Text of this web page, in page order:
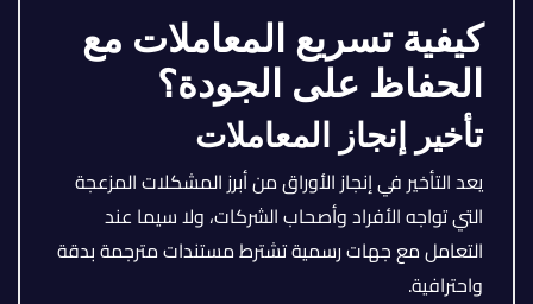
كيفية تسريع المعاملات مع
الحفاظ على الجودة؟
تأخير إنجاز المعاملات
يعد التأخير في إنجاز الأوراق من أبرز المشكلات المزعجة
التي تواجه الأفراد وأصحاب الشركات، ولا سيما عند
التعامل مع جهات رسمية تشترط مستندات مترجمة بدقة
واحترافية.